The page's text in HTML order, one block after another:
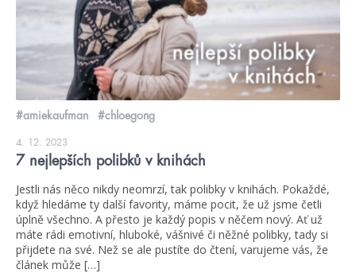
#amiekaufman #chloegong
4. 12. 2023
7 nejlepších polibků v knihách
Jestli nás něco nikdy neomrzí, tak polibky v knihách. Pokaždé,
když hledáme ty další favority, máme pocit, že už jsme četli
úplně všechno. A přesto je každý popis v něčem nový. Ať už
máte rádi emotivní, hluboké, vášnivé či něžné polibky, tady si
přijdete na své. Než se ale pustíte do čtení, varujeme vás, že
článek může […]